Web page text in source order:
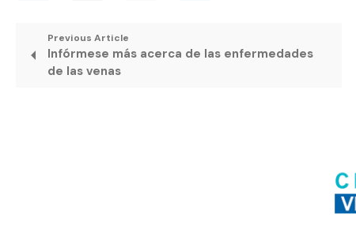
Previous Article
Infórmese más acerca de las enfermedades
de las venas